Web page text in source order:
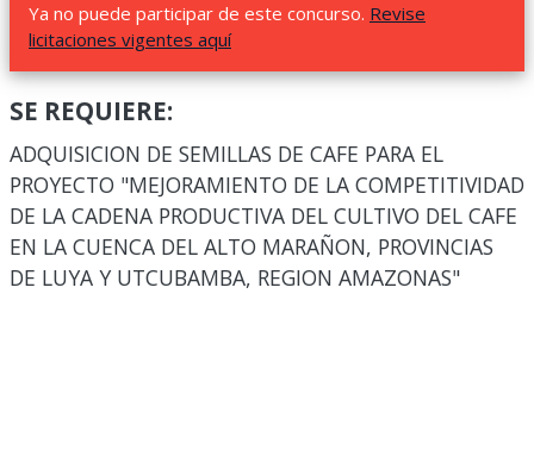
Ya no puede participar de este concurso. Revise
licitaciones vigentes aquí
SE REQUIERE:
ADQUISICION DE SEMILLAS DE CAFE PARA EL
PROYECTO "MEJORAMIENTO DE LA COMPETITIVIDAD
DE LA CADENA PRODUCTIVA DEL CULTIVO DEL CAFE
EN LA CUENCA DEL ALTO MARAÑON, PROVINCIAS
DE LUYA Y UTCUBAMBA, REGION AMAZONAS"